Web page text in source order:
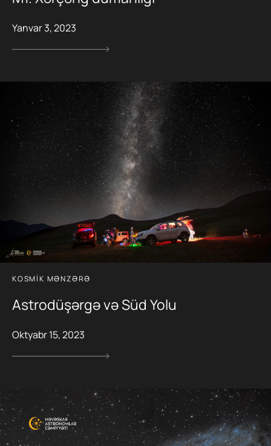
Yanvar 3, 2023
KOSMIK MƏNZƏRƏ
Astrodüşərgə və Süd Yolu
Oktyabr 15, 2023